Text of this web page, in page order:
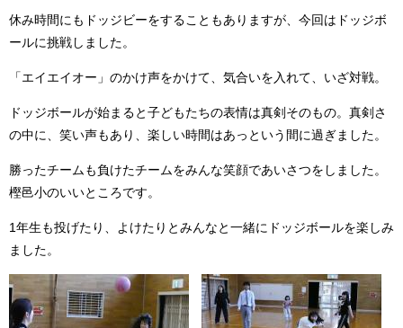
休み時間にもドッジビーをすることもありますが、今回はドッジボ
ールに挑戦しました。
「エイエイオー」のかけ声をかけて、気合いを入れて、いざ対戦。
ドッジボールが始まると子どもたちの表情は真剣そのもの。真剣さ
の中に、笑い声もあり、楽しい時間はあっという間に過ぎました。
勝ったチームも負けたチームをみんな笑顔であいさつをしました。
樫邑小のいいところです。
1年生も投げたり、よけたりとみんなと一緒にドッジボールを楽しみ
ました。